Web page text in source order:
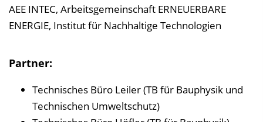
AEE INTEC, Arbeitsgemeinschaft ERNEUERBARE
ENERGIE, Institut für Nachhaltige Technologien
Partner:
Technisches Büro Leiler (TB für Bauphysik und
Technischen Umweltschutz)